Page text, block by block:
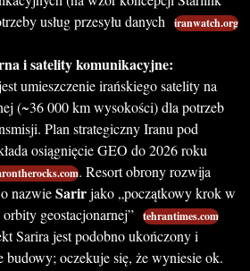
usług przesyłu danych
iranwatch.org
i satelity komunikacyjne:
umieszczenie irańskiego satelity na
(~36 000 km wysokości) dla potrzeb
Plan strategiczny Iranu pod
osiągnięcie GEO do 2026 roku
. Resort obrony rozwija
nazwieSarirjako „początkowy krok w
geostacjonarnej” tehrantimes.com
Sarira jest podobno ukończony i
budowy; oczekuje się, że wyniesie ok.